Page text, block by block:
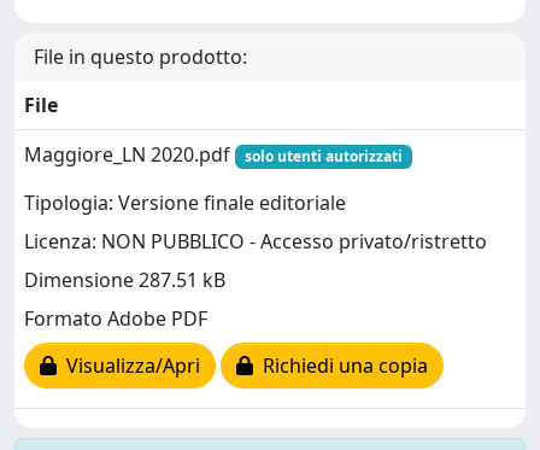
File in questo prodotto:
File
Maggiore_LN 2020.pdf
solo utenti autorizzati
Tipologia: Versione finale editoriale
Licenza: NON PUBBLICO - Accesso privato/ristretto
Dimensione 287.51 kB
Formato Adobe PDF
Visualizza/Apri
Richiedi una copia